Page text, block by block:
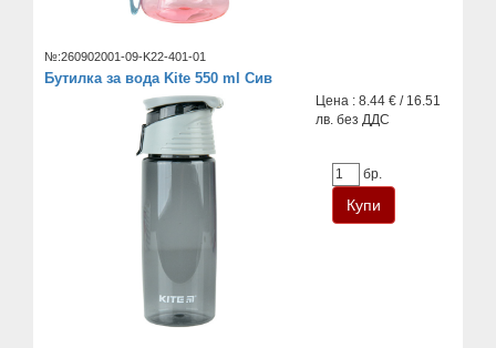
№:260902001-09-K22-401-01
Бутилка за вода Kite 550 ml Сив
Цена : 8.44 € / 16.51
лв. без ДДС
бр.